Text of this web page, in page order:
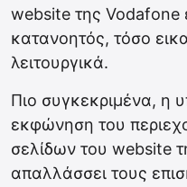
website της Vodafone
κατανοητός, τόσο
λειτουργικά.
Πιο συγκεκριμένα, η
εκφώνηση του
σελίδων του website
απαλλάσσει τους